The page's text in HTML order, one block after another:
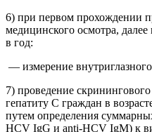
6) при первом прохождении
медицинского осмотра, далее
в год:
— измерение
7) проведение
гепатиту C граждан в
путем определения
HCV IgG и anti-HCV IgM) к